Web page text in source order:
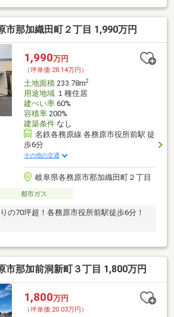
市那加織田町２丁目 1,990万円
1,990万円
（坪単価:28.14万円）
土地面積233.78m2
用途地域１種住居
建ぺい率60%
容積率200%
建築条件なし
名鉄各務原線 各務原市役所前駅 徒
歩6分
その他の交通
岐阜県各務原市那加織田町２丁目
都市ガス
70坪超！各務原市役所前駅徒歩6分！
市那加前洞新町３丁目 1,800万円
1,800万円
（坪単価:20.03万円）